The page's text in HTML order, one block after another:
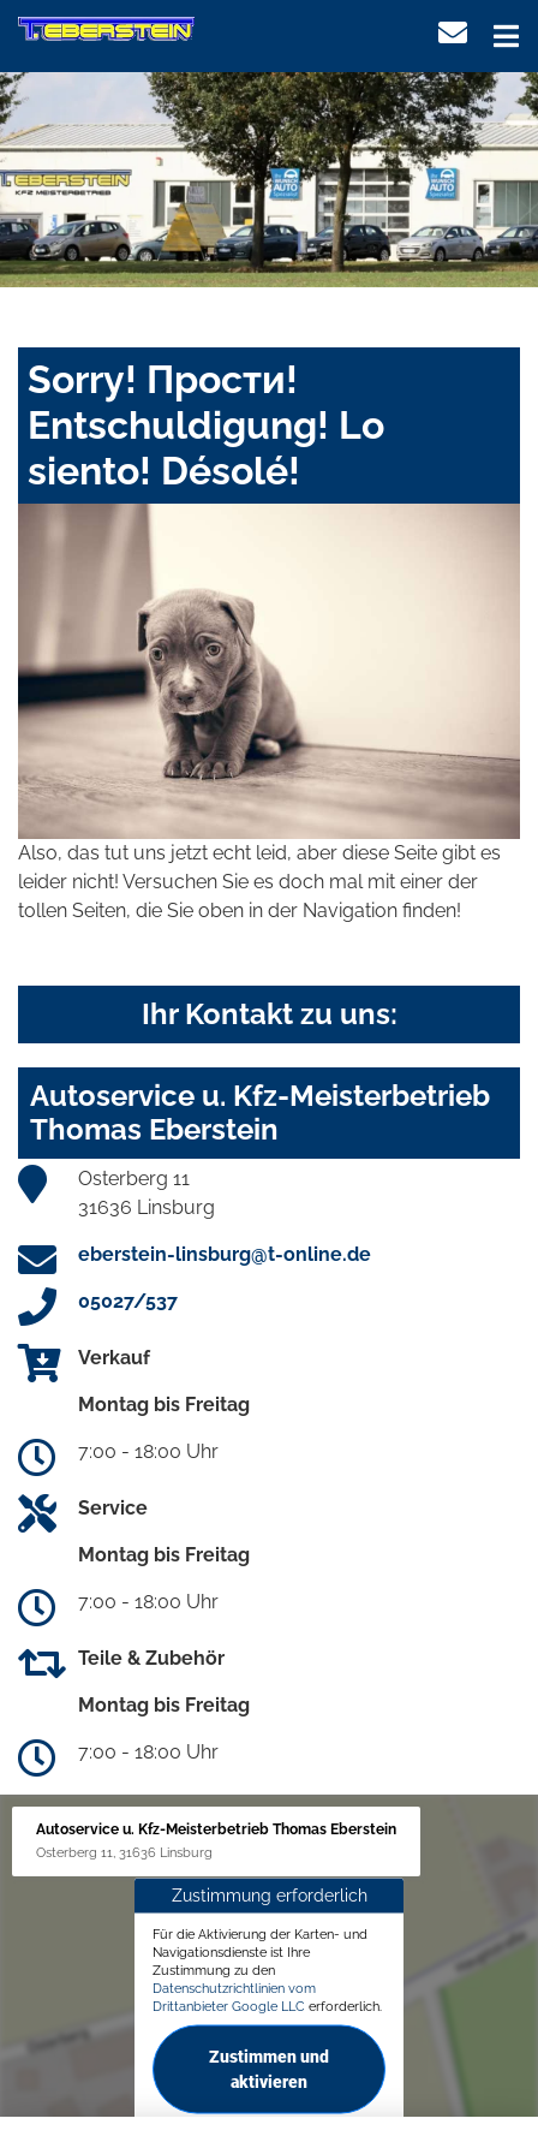
Sorry! Прости!
Entschuldigung! Lo
siento! Désolé!
Also, das tut uns jetzt echt leid, aber diese Seite gibt es
leider nicht! Versuchen Sie es doch mal mit einer der
tollen Seiten, die Sie oben in der Navigation finden!
Ihr Kontakt zu uns:
Autoservice u. Kfz-Meisterbetrieb
Thomas Eberstein
Osterberg 11
31636 Linsburg
eberstein-linsburg@t-online.de
05027/537
Verkauf
Montag bis Freitag
7:00 - 18:00 Uhr
Service
Montag bis Freitag
7:00 - 18:00 Uhr
Teile & Zubehör
Montag bis Freitag
7:00 - 18:00 Uhr
Autoservice u. Kfz-Meisterbetrieb Thomas Eberstein
Osterberg 11, 31636 Linsburg
Zustimmung erforderlich
Für die Aktivierung der Karten- und
Navigationsdienste ist Ihre
Zustimmung zu den
Datenschutzrichtlinien vom
Drittanbieter Google LLC erforderlich.
Zustimmen und
aktivieren